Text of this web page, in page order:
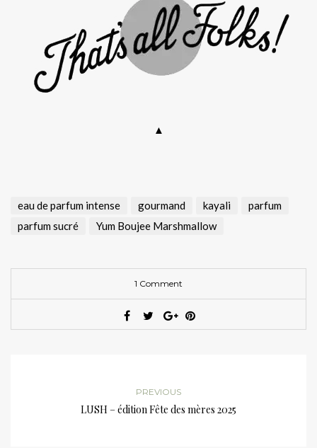
▲
eau de parfum intense gourmand kayali
parfum
parfum sucré
Yum Boujee Marshmallow
1 Comment
PREVIOUS
LUSH – édition Fête des mères 2025